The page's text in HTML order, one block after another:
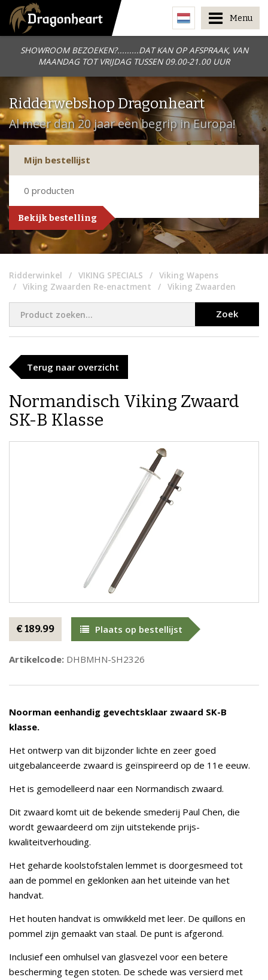
SHOWROOM BEZOEKEN?.........DAT KAN OP AFSPRAAK, VAN
MAANDAG TOT VRIJDAG TUSSEN 09.00-21.00 UUR
Menu
Ridderwebshop Dragonheart
Al meer dan 20 jaar een begrip in Europa!
Mijn bestellijst
0 producten
Bekijk bestelling
Ridderwinkel VIKING SPECIALS
Viking Wapens
Viking Zwaarden Re-enactment
Viking Zwaarden
Zoek
Terug naar overzicht
Normandisch Viking Zwaard
SK-B Klasse
€ 189.99 Plaats op bestellijst
Artikelcode: DHBMHN-SH2326
Noorman eenhandig gevechtsklaar zwaard SK-B
klasse.
Het ontwerp van dit bijzonder lichte en zeer goed
uitgebalanceerde zwaard is geïnspireerd op de 11e eeuw.
Het is gemodelleerd naar een Normandisch zwaard.
Dit zwaard komt uit de bekende smederij Paul Chen, die
wordt gewaardeerd om zijn uitstekende prijs-
kwaliteitverhouding.
Het geharde koolstofstalen lemmet is doorgesmeed tot
aan de pommel en geklonken aan het uiteinde van het
handvat.
Het houten handvat is omwikkeld met leer. De quillons en
pommel zijn gemaakt van staal. De punt is afgerond.
Inclusief een omhulsel van glasvezel voor een betere
bescherming tegen stoten. De schede was versierd met